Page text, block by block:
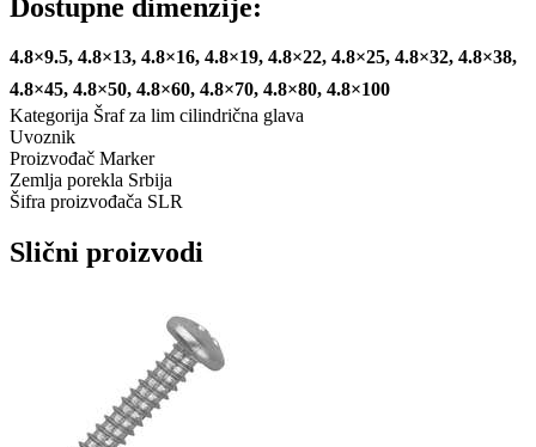
Dostupne dimenzije:
4.8×9.5, 4.8×13, 4.8×16, 4.8×19, 4.8×22, 4.8×25, 4.8×32, 4.8×38,
4.8×45, 4.8×50, 4.8×60, 4.8×70, 4.8×80, 4.8×100
Kategorija Šraf za lim cilindrična glava
Uvoznik
Proizvođač Marker
Zemlja porekla Srbija
Šifra proizvođača SLR
Slični proizvodi